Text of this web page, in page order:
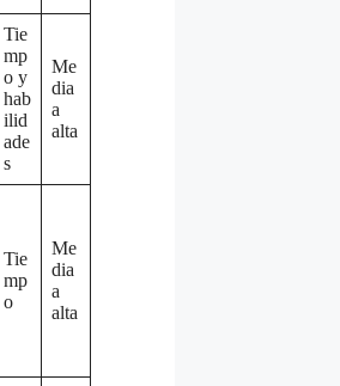
Tie
mp
o y
hab
ilid
ade
s
Me
dia
a
alta
Tie
mp
o
Me
dia
a
alta